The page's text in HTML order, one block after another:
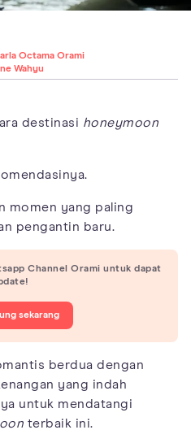
Octama Orami
Wahyu
destinasi honeymoon
momen yang paling
pengantin baru.
Channel Orami untuk dapat
sekarang
berdua dengan
yang indah
untuk mendatangi
terbaik ini.